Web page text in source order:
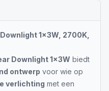
1x3W, 2700K,
Downlight 1x3W biedt
ontwerp voor wie op
verlichting met een